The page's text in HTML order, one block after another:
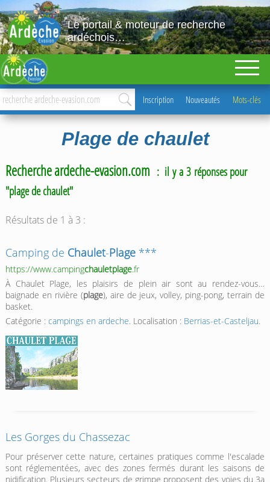
Le portail & moteur de recherche
ardéchois…
Inscription Nouveautés Mots-clés
Plage de chaulet
Recherche ardeche-evasion.com : il y a 3 réponses pour
"plage de chaulet"
Résultats de 1 à 3 :
Camping de Chaulet-Plage***
https://www.campingchauletplage.fr
À Chaulet Plage, les plaisirs de plein air sont au rendez-vous…
baignade en rivière (plage), aire de jeux, volley, ping-pong, terrain de
basket.
Catégorie : campings en ardeche. Localisation : Berrias-et-Casteljau.
Les Gorges du Chassezac
Pour préserver cette nature, certaines pratiques comme l'escalade
sont réglementées, avec des zones fermés durant les saisons de
nidification. Plusieurs secteurs de grimpe proposent des voies du 3a